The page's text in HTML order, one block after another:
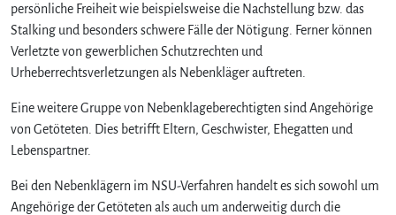
persönliche Freiheit wie beispielsweise die Nachstellung bzw. das
Stalking und besonders schwere Fälle der Nötigung. Ferner können
Verletzte von gewerblichen Schutzrechten und
Urheberrechtsverletzungen als Nebenkläger auftreten.
Eine weitere Gruppe von Nebenklageberechtigten sind Angehörige
von Getöteten. Dies betrifft Eltern, Geschwister, Ehegatten und
Lebenspartner.
Bei den Nebenklägern im NSU-Verfahren handelt es sich sowohl um
Angehörige der Getöteten als auch um anderweitig durch die